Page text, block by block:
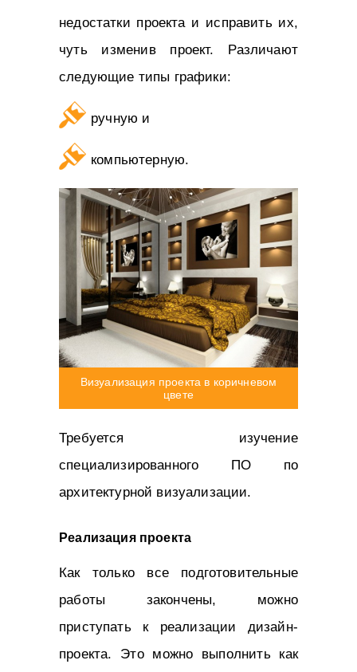
недостатки проекта и исправить их,
чуть изменив проект. Различают
следующие типы графики:
ручную и
компьютерную.
Визуализация проекта в коричневом
цвете
Требуется изучение
специализированного ПО по
архитектурной визуализации.
Реализация проекта
Как только все подготовительные
работы закончены, можно
приступать к реализации дизайн-
проекта. Это можно выполнить как